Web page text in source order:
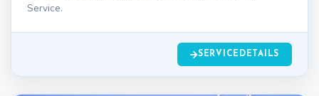
Service.
SERVICEDETAILS